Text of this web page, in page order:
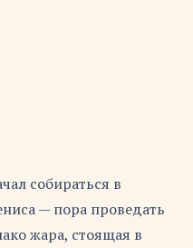
собираться в
— пора проведать
жара, стоящая в